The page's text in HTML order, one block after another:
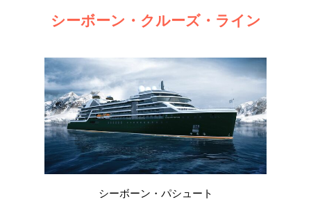
シーボーン・クルーズ・ライン
シーボーン・パシュート